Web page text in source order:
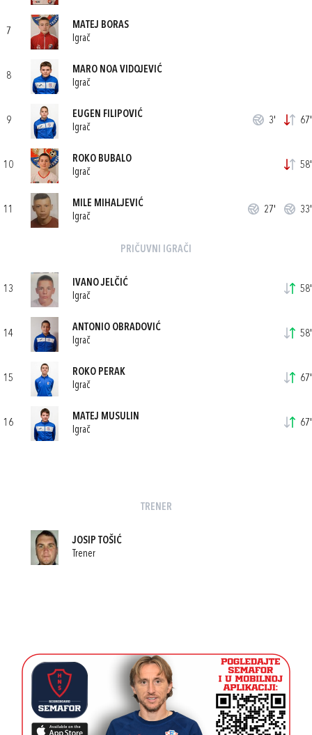
7
MATEJ BORAS
Igrač
8
MARO NOA VIDOJEVIĆ
Igrač
9
EUGEN FILIPOVIĆ
Igrač
3' 67'
10
ROKO BUBALO
Igrač
58'
11
MILE MIHALJEVIĆ
Igrač
27' 33'
PRIČUVNI IGRAČI
13
IVANO JELČIĆ
Igrač
58'
14
ANTONIO OBRADOVIĆ
Igrač
58'
15
ROKO PERAK
Igrač
67'
16
MATEJ MUSULIN
Igrač
67'
TRENER
JOSIP TOŠIĆ
Trener